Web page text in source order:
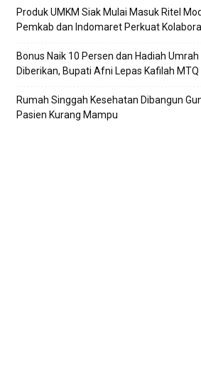
Produk UMKM Siak Mulai Masuk Ritel
Pemkab dan Indomaret Perkuat
Bonus Naik 10 Persen dan Hadiah
Diberikan, Bupati Afni Lepas Kafilah MTQ
Rumah Singgah Kesehatan Dibangun
Pasien Kurang Mampu